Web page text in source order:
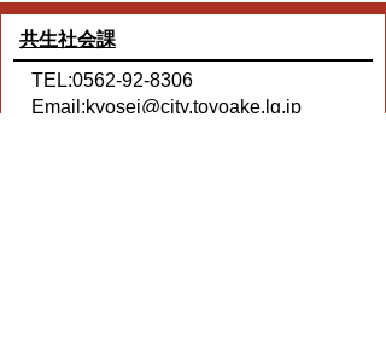
共生社会課
TEL:0562-92-8306
Email:kyosei@city.toyoake.lg.jp